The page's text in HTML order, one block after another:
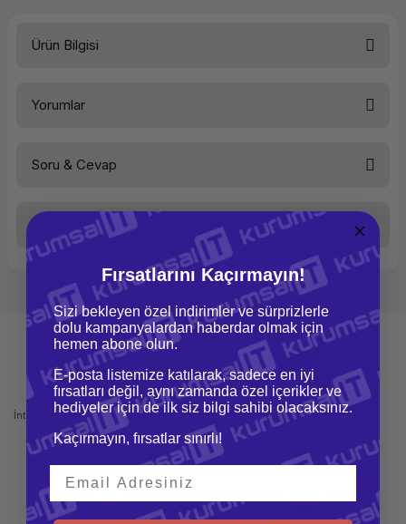
Ürün Bilgisi
Yorumlar
Yorum Yaz
Soru & Cevap
Ürün hakkında henüz soru sorulmamış.
Taksit Seçenekleri
Mağazadan Teslimat
İnternetten sipariş et ve mağazadan
teslim al
İade ve Değişim
Kolay iade ve değişim imkanı
Fırsatlarını Kaçırmayın!
Sizi bekleyen özel indirimler ve sürprizlerle
dolu kampanyalardan haberdar olmak için
hemen abone olun.
E-posta listemize katılarak, sadece en iyi
fırsatları değil, aynı zamanda özel içerikler ve
hediyeler için de ilk siz bilgi sahibi olacaksınız.
Kaçırmayın, fırsatlar sınırlı!